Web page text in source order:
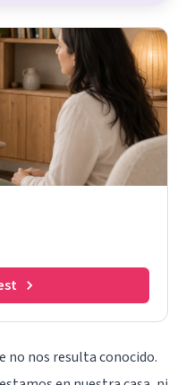
no nos resulta conocido.